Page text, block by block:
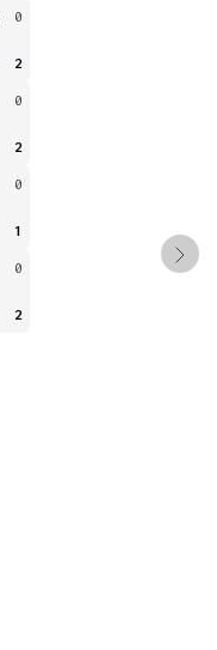
0
2
0
2
0
1
0
2